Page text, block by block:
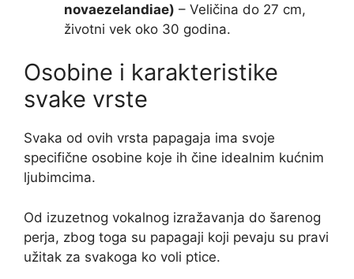
novaezelandiae) – Veličina do 27 cm,
životni vek oko 30 godina.
Osobine i karakteristike
svake vrste
Svaka od ovih vrsta papagaja ima svoje
specifične osobine koje ih čine idealnim kućnim
ljubimcima.
Od izuzetnog vokalnog izražavanja do šarenog
perja, zbog toga su papagaji koji pevaju su pravi
užitak za svakoga ko voli ptice.